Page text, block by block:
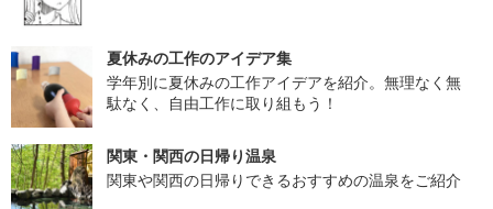
夏休みの工作のアイデア集
学年別に夏休みの工作アイデアを紹介。無理なく無
駄なく、自由工作に取り組もう！
関東・関西の日帰り温泉
関東や関西の日帰りできるおすすめの温泉をご紹介